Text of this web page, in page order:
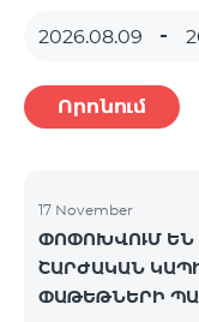
Որոնում
17 November
ՓՈՓՈԽՎՈՒՄ ԵՆ
ՇԱՐԺԱԿԱՆ
ՓԱԹԵԹՆԵՐԻ